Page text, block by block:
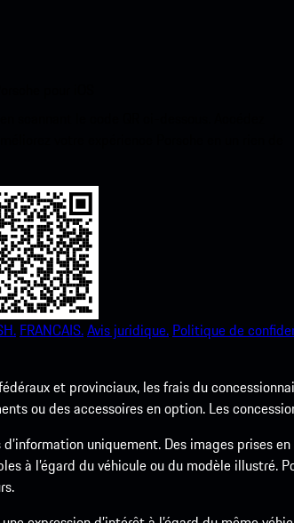
FRANCAIS.Avis juridique. Politique de
et provinciaux, les frais du
ou des accessoires en option. Les
d’information uniquement. Des images
à l’égard du véhicule ou du modèle illustré.